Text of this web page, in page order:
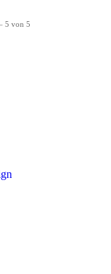
5 von 5